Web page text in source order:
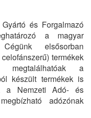
és Forgalmazó
a magyar
elsősorban
termékek
megtalálhatóak a
készült termékek is
a Nemzeti Adó- és
adózónak